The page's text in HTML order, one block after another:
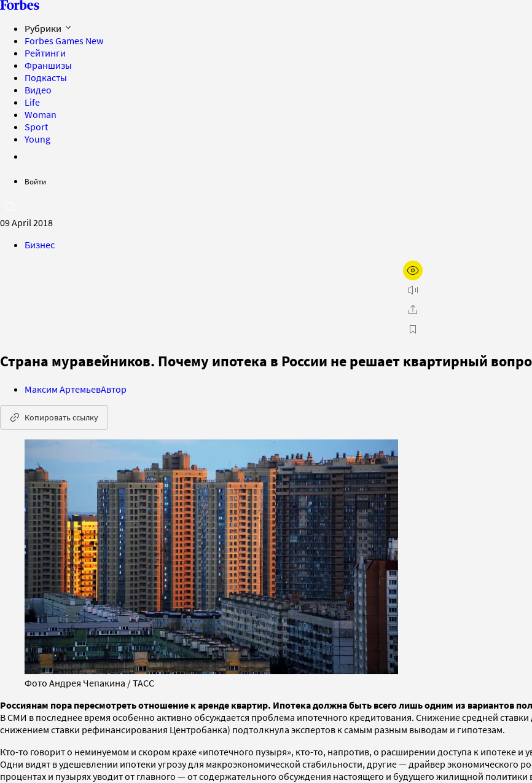
Рубрики
Forbes Games New
Рейтинги
Франшизы
Подкасты
Видео
Life
Woman
Sport
Young
Войти
09 April 2018
Бизнес
Страна муравейников. Почему ипотека в России не решает квартирный
Максим АртемьевАвтор
Копировать ссылку
Фото Андрея Чепакина / ТАСС
Россиянам пора пересмотреть отношение к аренде квартир. Ипотека должна быть всего лишь одним из вариантов
В СМИ в последнее время особенно активно обсуждается проблема ипотечного кредитования. Снижение средней
снижением ставки рефинансирования Центробанка) подтолкнула экспертов к самым разным выводам и гипотезам.
Кто-то говорит о неминуемом и скором крахе «ипотечного пузыря», кто-то, напротив, о расширении доступа к ипотеке
Одни видят в удешевлении ипотеки угрозу для макроэкономической стабильности, другие — драйвер экономического
процентах и пузырях уводит от главного — от содержательного обсуждения настоящего и будущего жилищной политики